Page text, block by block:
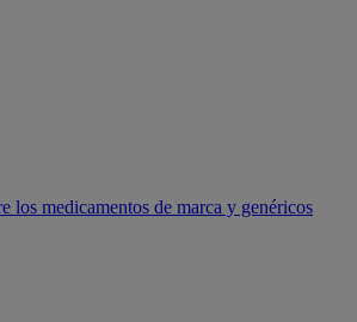
los medicamentos de marca y genéricos